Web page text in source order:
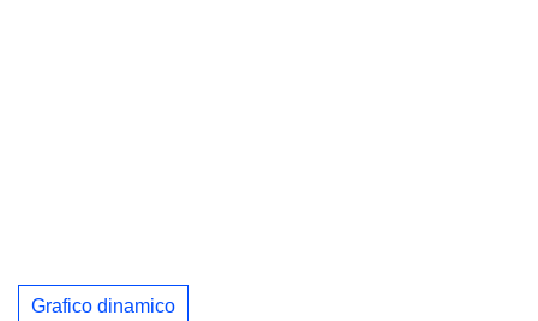
Grafico dinamico